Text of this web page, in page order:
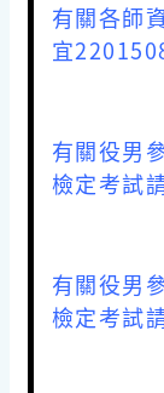
有關各師
宜
有關役男
檢定考試
有關役男
檢定考試